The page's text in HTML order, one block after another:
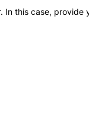
this case,